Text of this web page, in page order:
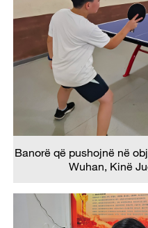
Banorë që pushojnë në
Wuhan, Kinë